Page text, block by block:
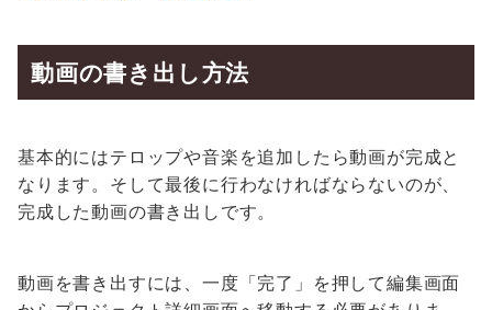
動画の書き出し方法
基本的にはテロップや音楽を追加したら動画が完成と
なります。そして最後に行わなければならないのが、
完成した動画の書き出しです。
動画を書き出すには、一度「完了」を押して編集画面